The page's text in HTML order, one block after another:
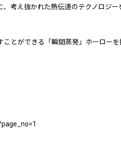
考え抜かれた熱伝達のテクノロジ
とができる「瞬間蒸発」ホーロー